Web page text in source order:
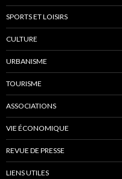
SPORTS ET LOISIRS
CULTURE
URBANISME
TOURISME
ASSOCIATIONS
VIE ÉCONOMIQUE
REVUE DE PRESSE
LIENS UTILES